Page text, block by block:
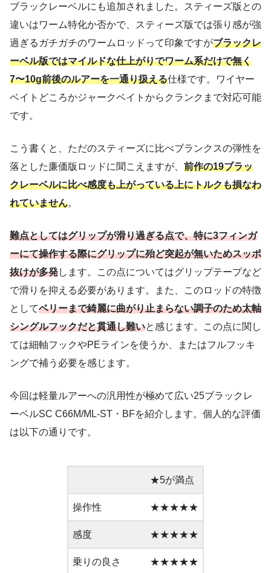
ブラックレーベルにも追加されました。スティーズ版との
違いはワーム特化か否かで、スティーズ版では張り感が強
過ぎるガチガチのワームロッドって印象ですがブラックレ
ーベル版ではマイルドな仕上がりでワーム系だけで無く
7〜10g前後のルアーを一通り扱える仕様です。ワイヤー
ベイトどころかジャークベイトからクランクまで対応可能
です。
こう書くと、ただのスティーズに比べブランクスの弾性を
落とした廉価版ロッドに聞こえますが、 前作の19ブラッ
クレーベルに比べ感度も上がっている上にトルクも損なわ
れていません。
難点としてはグリップが滑り過ぎる点で、特に3フィンガ
ーにて操作する際にグリップに殆ど突起が無いためスッポ
抜けが多発します。この点についてはグリップテープなど
で滑りを抑える必要があります。また、このロッドの特徴
としてベリーまで綺麗に曲がり止まらない調子のため太軸
シングルフックだと貫通し難いと感じます。この点に関し
ては細軸フックやPEラインを使うか、またはフルフッキ
ングで補う必要を感じます。
今回は軽量ルアーへの汎用性が極めて広い25ブラックレ
ーベルSC C66M/ML-ST・BFを紹介します。個人的な評価
は以下の通りです。
★5が満点
操作性 ★★★★★
感度 ★★★★★
乗りの良さ ★★★★★